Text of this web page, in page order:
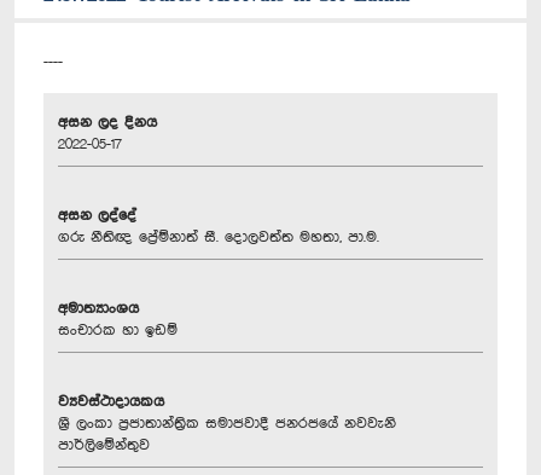
----
අසන ලද දිනය
2022-05-17
අසන ලද්දේ
ගරු නීතිඥ ප්‍රේම්නාත් සී. දොලවත්ත මහතා, පා.ම.
අමාත්‍යාංශය
සංචාරක හා ඉඩම්
ව්‍යවස්ථාදායකය
ශ්‍රී ලංකා ප්‍රජාතාන්ත්‍රික සමාජවාදී ජනරජයේ නවවැනි
පාර්ලිමේන්තුව